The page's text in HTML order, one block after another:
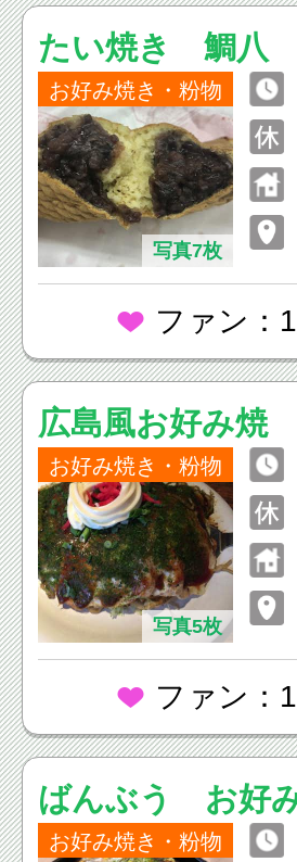
たい焼き 鯛八
お好み焼き・粉物
写真7枚
ファン：
広島風お好み焼
お好み焼き・粉物
写真5枚
ファン：
ばんぶう お好
お好み焼き・粉物